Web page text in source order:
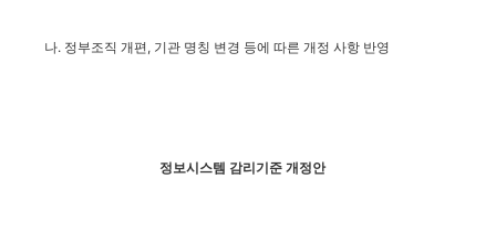
나. 정부조직 개편, 기관 명칭 변경 등에 따른 개정 사항 반영
정보시스템 감리기준 개정안